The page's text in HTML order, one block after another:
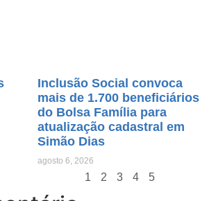
Inclusão Social convoca
mais de 1.700 beneficiários
do Bolsa Família para
atualização cadastral em
Simão Dias
agosto 6, 2026
1 2 3 4 5